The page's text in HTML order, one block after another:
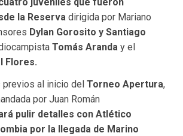
juveniles que fueron
la Reserva dirigida por Mariano
Dylan Gorosito y Santiago
Tomás Aranda y el
Flores.
al inicio del Torneo Apertura,
por Juan Román
pulir detalles con Atlético
por la llegada de Marino